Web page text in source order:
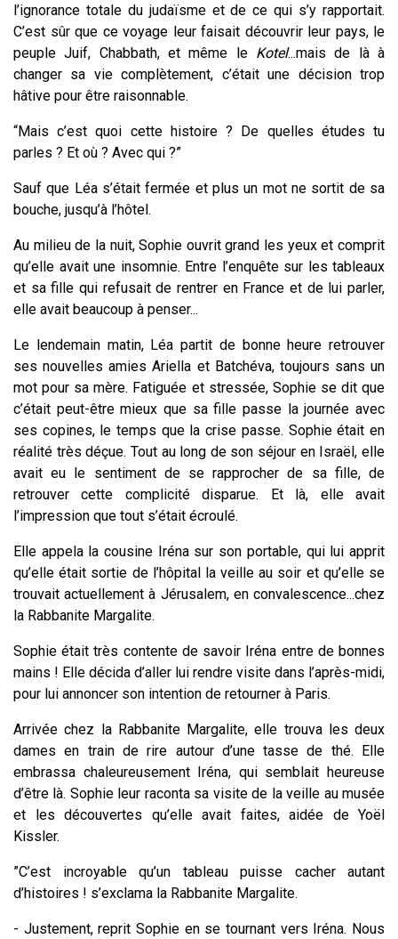
l’ignorance totale du judaïsme et de ce qui s’y rapportait.
C’est sûr que ce voyage leur faisait découvrir leur pays, le
peuple Juif, Chabbath, et même le Kotel...mais de là à
changer sa vie complètement, c’était une décision trop
hâtive pour être raisonnable.
“Mais c’est quoi cette histoire ? De quelles études tu
parles ? Et où ? Avec qui ?”
Sauf que Léa s’était fermée et plus un mot ne sortit de sa
bouche, jusqu’à l’hôtel.
Au milieu de la nuit, Sophie ouvrit grand les yeux et comprit
qu’elle avait une insomnie. Entre l’enquête sur les tableaux
et sa fille qui refusait de rentrer en France et de lui parler,
elle avait beaucoup à penser...
Le lendemain matin, Léa partit de bonne heure retrouver
ses nouvelles amies Ariella et Batchéva, toujours sans un
mot pour sa mère. Fatiguée et stressée, Sophie se dit que
c’était peut-être mieux que sa fille passe la journée avec
ses copines, le temps que la crise passe. Sophie était en
réalité très déçue. Tout au long de son séjour en Israël, elle
avait eu le sentiment de se rapprocher de sa fille, de
retrouver cette complicité disparue. Et là, elle avait
l’impression que tout s’était écroulé.
Elle appela la cousine Iréna sur son portable, qui lui apprit
qu’elle était sortie de l’hôpital la veille au soir et qu’elle se
trouvait actuellement à Jérusalem, en convalescence...chez
la Rabbanite Margalite.
Sophie était très contente de savoir Iréna entre de bonnes
mains ! Elle décida d’aller lui rendre visite dans l’après-midi,
pour lui annoncer son intention de retourner à Paris.
Arrivée chez la Rabbanite Margalite, elle trouva les deux
dames en train de rire autour d’une tasse de thé. Elle
embrassa chaleureusement Iréna, qui semblait heureuse
d’être là. Sophie leur raconta sa visite de la veille au musée
et les découvertes qu’elle avait faites, aidée de Yoël
Kissler.
”C’est incroyable qu’un tableau puisse cacher autant
d’histoires ! s’exclama la Rabbanite Margalite.
- Justement, reprit Sophie en se tournant vers Iréna. Nous